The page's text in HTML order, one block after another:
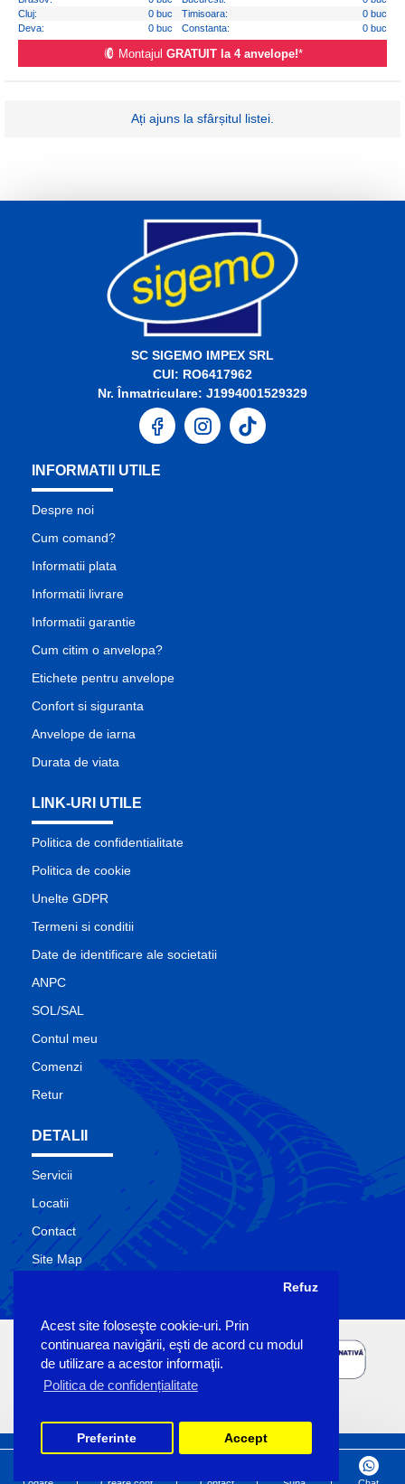
Acest site foloseşte cookie-uri. Prin
continuarea navigării, eşti de acord cu modul
de utilizare a acestor informaţii.
Politica de confidențialitate
Refuz
Preferinte Accept
Cluj:
0 buc Timisoara:
0 buc
Deva:
0 buc Constanta: 0 buc
Montajul GRATUIT la 4 anvelope!*
Ați ajuns la sfârșitul listei.
SC SIGEMO IMPEX SRL
CUI: RO6417962
Nr. Înmatriculare: J1994001529329
INFORMATII UTILE
Despre noi
Cum comand?
Informatii plata
Informatii livrare
Informatii garantie
Cum citim o anvelopa?
Etichete pentru anvelope
Confort si siguranta
Anvelope de iarna
Durata de viata
LINK-URI UTILE
Politica de confidentialitate
Politica de cookie
Unelte GDPR
Termeni si conditii
Date de identificare ale societatii
ANPC
SOL/SAL
Contul meu
Comenzi
Retur
DETALII
Servicii
Locatii
Contact
Site Map
Copyright Sigemo © 2023